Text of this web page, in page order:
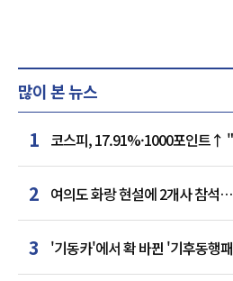
많이 본 뉴스
1 코스피, 17.91%·1000포인트↑
상승률"…'삼전닉스' 동반 상한가
2 여의도 화랑 현설에 2개사 참석
거점 확보하나
3
'기동카'에서 확 바뀐 '기후동행
카드사 경쟁